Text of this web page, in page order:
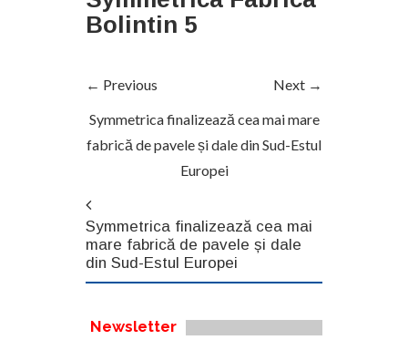
Bolintin 5
← Previous
Next →
Symmetrica finalizează cea mai mare
fabrică de pavele și dale din Sud-Estul
Europei
Symmetrica finalizează cea mai
mare fabrică de pavele și dale
din Sud-Estul Europei
Newsletter